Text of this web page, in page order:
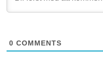
0 COMMENTS